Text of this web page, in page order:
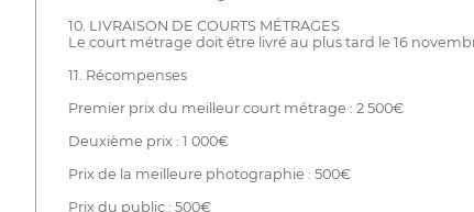
10. LIVRAISON DE COURTS MÉTRAGES
Le court métrage doit être livré au plus tard le 16
11. Récompenses
Premier prix du meilleur court métrage : 2 500€
Deuxième prix : 1 000€
Prix de la meilleure photographie : 500€
Prix du public : 500€